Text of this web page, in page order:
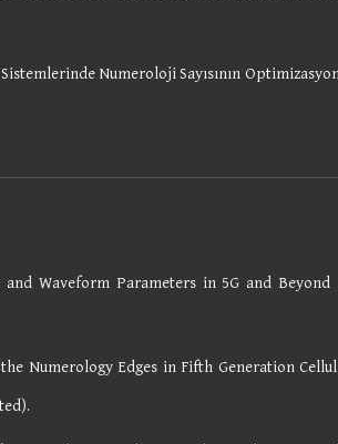
Numeroloji Sayısının
Waveform Parameters in 5G and
Numerology Edges in Fifth Generation